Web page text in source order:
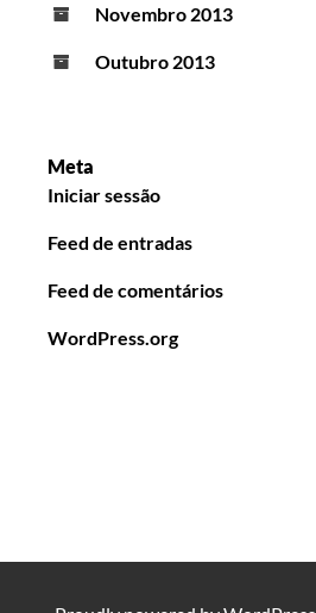
Novembro 2013
Outubro 2013
Meta
Iniciar sessão
Feed de entradas
Feed de comentários
WordPress.org